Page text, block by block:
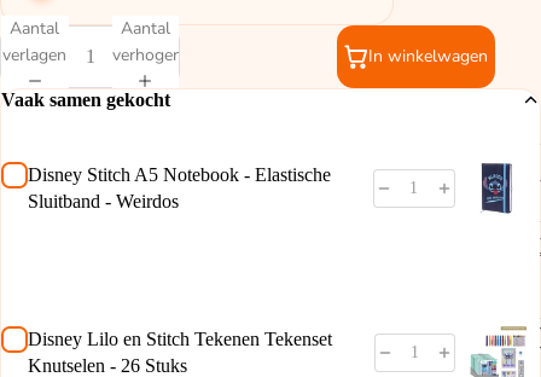
Aantal
verlagen
Aantal
verhogen
In winkelwagen
Vaak samen gekocht
Disney Stitch A5 Notebook - Elastische
Sluitband - Weirdos
Disney Lilo en Stitch Tekenen Tekenset
Knutselen - 26 Stuks